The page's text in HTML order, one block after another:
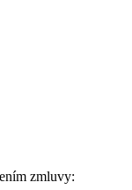
zmluvy: